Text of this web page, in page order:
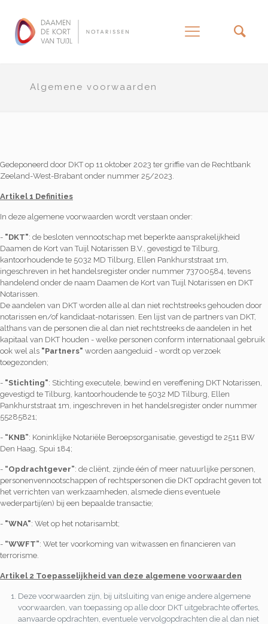
Algemene voorwaarden
Gedeponeerd door DKT op 11 oktober 2023 ter griffie van de Rechtbank
Zeeland-West-Brabant onder nummer 25/2023.
Artikel 1 Definities
In deze algemene voorwaarden wordt verstaan onder:
- "DKT": de besloten vennootschap met beperkte aansprakelijkheid
Daamen de Kort van Tuijl Notarissen B.V., gevestigd te Tilburg,
kantoorhoudende te 5032 MD Tilburg, Ellen Pankhurststraat 1m,
ingeschreven in het handelsregister onder nummer 73700584, tevens
handelend onder de naam Daamen de Kort van Tuijl Notarissen en DKT
Notarissen.
De aandelen van DKT worden alle al dan niet rechtstreeks gehouden door
notarissen en/of kandidaat-notarissen. Een lijst van de partners van DKT,
althans van de personen die al dan niet rechtstreeks de aandelen in het
kapitaal van DKT houden - welke personen conform internationaal gebruik
ook wel als "Partners" worden aangeduid - wordt op verzoek
toegezonden;
- "Stichting": Stichting executele, bewind en vereffening DKT Notarissen,
gevestigd te Tilburg, kantoorhoudende te 5032 MD Tilburg, Ellen
Pankhurststraat 1m, ingeschreven in het handelsregister onder nummer
55285821;
- “KNB”: Koninklijke Notariële Beroepsorganisatie, gevestigd te 2511 BW
Den Haag, Spui 184;
- “Opdrachtgever”: de cliënt, zijnde één of meer natuurlijke personen,
personenvennootschappen of rechtspersonen die DKT opdracht geven tot
het verrichten van werkzaamheden, alsmede diens eventuele
wederpartij(en) bij een bepaalde transactie;
- "WNA": Wet op het notarisambt;
- “WWFT”: Wet ter voorkoming van witwassen en financieren van
terrorisme.
Artikel 2 Toepasselijkheid van deze algemene voorwaarden
Deze voorwaarden zijn, bij uitsluiting van enige andere algemene
voorwaarden, van toepassing op alle door DKT uitgebrachte offertes,
aanvaarde opdrachten, eventuele vervolgopdrachten die al dan niet